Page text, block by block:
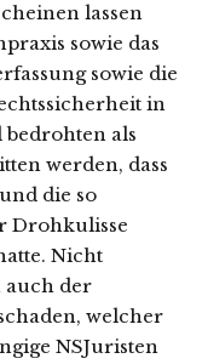
lassen
sowie das
sowie die
in
bedrohten als
werden, dass
die so
Drohkulisse
Nicht
auch der
welcher
NSJuristen